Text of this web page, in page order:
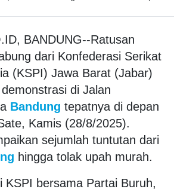
BANDUNG--Ratusan
dari Konfederasi Serikat
(KSPI) Jawa Barat (Jabar)
demonstrasi di Jalan
Bandung tepatnya di depan
Kamis (28/8/2025).
sejumlah tuntutan dari
hingga tolak upah murah.
KSPI bersama Partai Buruh,